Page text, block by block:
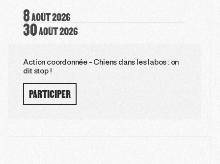
8AOÛT2026
30AOÛT2026
Action coordonnée - Chiens dans les labos : on
dit stop !
PARTICIPER